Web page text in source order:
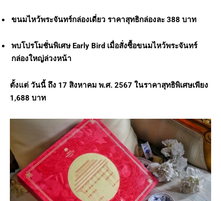
ขนมไหว้พระจันทร์กล่องเดี่ยว ราคาสุทธิกล่องละ 388 บาท
พบโปรโมชั่นพิเศษ Early Bird เมื่อสั่งซื้อขนมไหว้พระจันทร์
กล่องใหญ่ล่วงหน้า
ตั้งแต่ วันนี้ ถึง 17 สิงหาคม พ.ศ. 2567 ในราคาสุทธิพิเศษเพียง
1,688 บาท